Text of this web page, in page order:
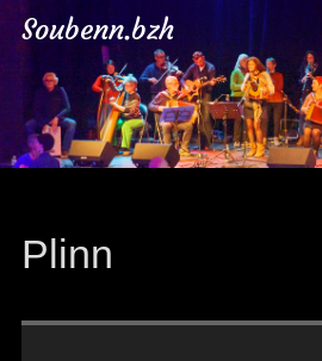
Soubenn.bzh
Plinn